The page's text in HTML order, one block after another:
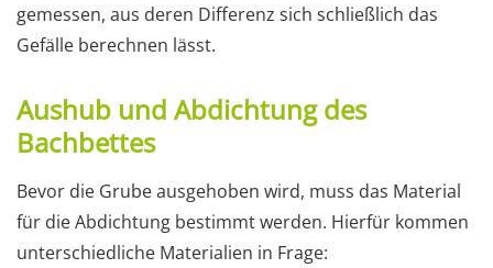
gemessen, aus deren Differenz sich schließlich das
Gefälle berechnen lässt.
Aushub und Abdichtung des
Bachbettes
Bevor die Grube ausgehoben wird, muss das Material
für die Abdichtung bestimmt werden. Hierfür kommen
unterschiedliche Materialien in Frage: